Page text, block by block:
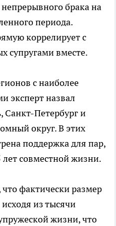
брака на
периода.
коррелирует с
супругами вместе.
с наиболее
эксперт назвал
Санкт-Петербург и
округ. В этих
поддержка для пар,
совместной жизни.
фактически размер
из тысячи
жизни, что